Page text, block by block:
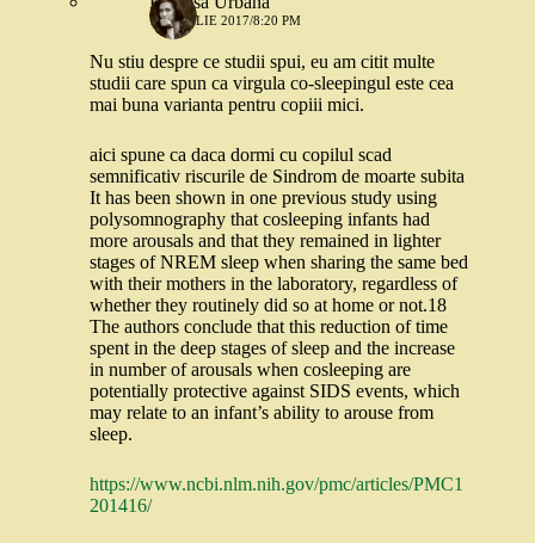
17 APRILIE 2017/8:20 PM
Nu stiu despre ce studii spui, eu am citit multe
studii care spun ca virgula co-sleepingul este cea
mai buna varianta pentru copiii mici.
aici spune ca daca dormi cu copilul scad
semnificativ riscurile de Sindrom de moarte subita
It has been shown in one previous study using
polysomnography that cosleeping infants had
more arousals and that they remained in lighter
stages of NREM sleep when sharing the same bed
with their mothers in the laboratory, regardless of
whether they routinely did so at home or not.18
The authors conclude that this reduction of time
spent in the deep stages of sleep and the increase
in number of arousals when cosleeping are
potentially protective against SIDS events, which
may relate to an infant’s ability to arouse from
sleep.
https://www.ncbi.nlm.nih.gov/pmc/articles/PMC1
201416/